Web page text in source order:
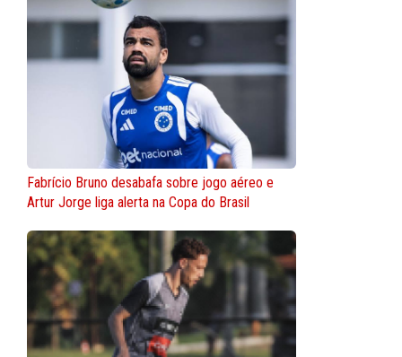
Fabrício Bruno desabafa sobre jogo aéreo e
Artur Jorge liga alerta na Copa do Brasil